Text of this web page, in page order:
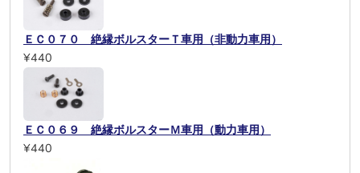
ＥＣ０７０ 絶縁ボルスターＴ車用（非動力車用）
¥440
ＥＣ０６９ 絶縁ボルスターＭ車用（動力車用）
¥440